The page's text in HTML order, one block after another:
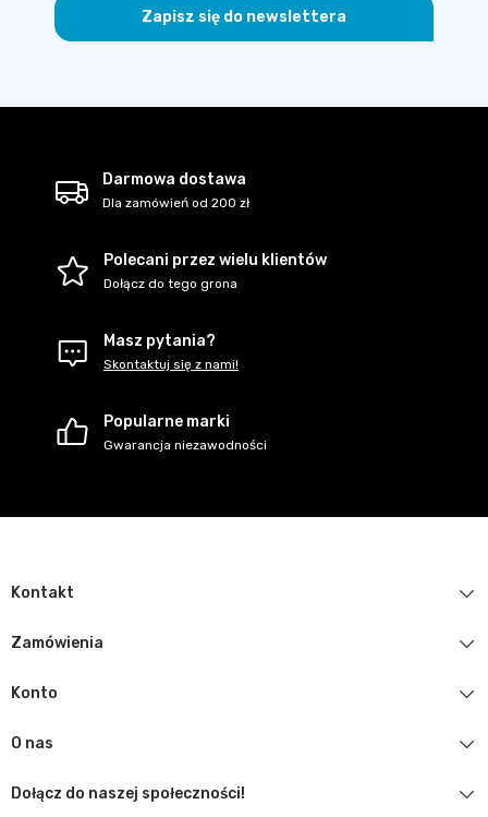
Zapisz się do newslettera
Darmowa dostawa
Dla zamówień od 200 zł
Polecani przez wielu klientów
Dołącz do tego grona
Masz pytania?
Skontaktuj się z nami!
Popularne marki
Gwarancja niezawodności
Kontakt
Zamówienia
Konto
O nas
Dołącz do naszej społeczności!